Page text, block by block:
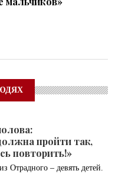
пройти так,
повторить!»
Отрадного – девять детей.